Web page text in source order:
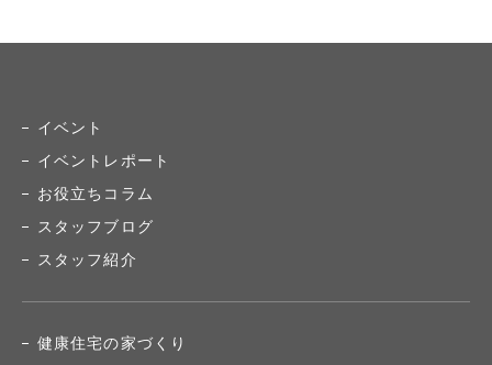
イベント
イベントレポート
お役立ちコラム
スタッフブログ
スタッフ紹介
健康住宅の家づくり